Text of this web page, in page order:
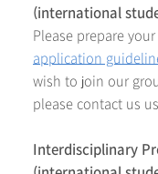
(international
Please prepare
application
wish to join our
please contact us
Interdisciplinary